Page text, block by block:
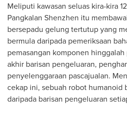
Meliputi kawasan seluas kira-kira
Pangkalan Shenzhen itu
bersepadu gelung tertutup yang
bermula daripada pemeriksaan
pemasangan komponen
akhir barisan pengeluaran,
penyelenggaraan pascajualan.
cekap ini, sebuah robot humanoid
daripada barisan pengeluaran